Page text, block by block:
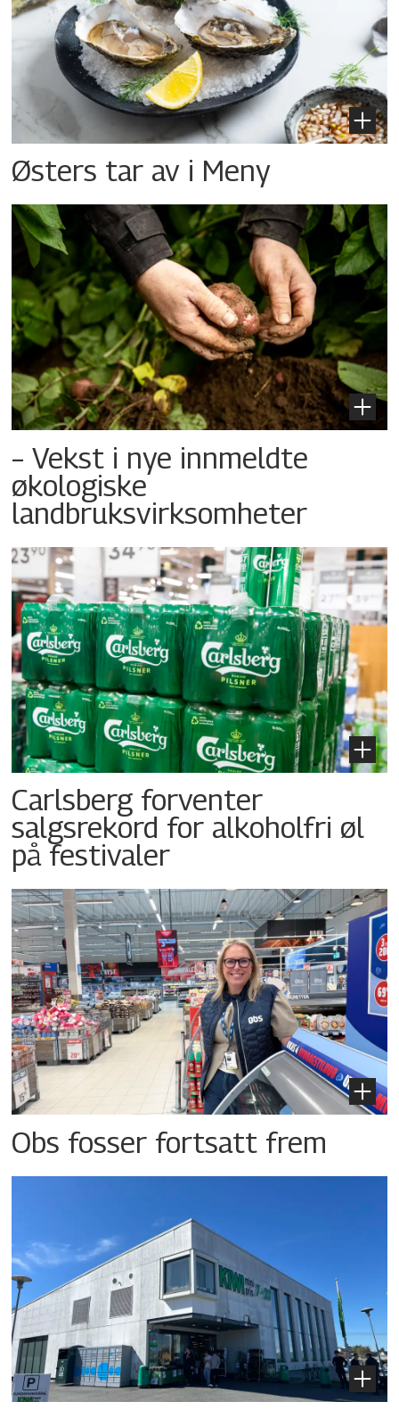
Østers tar av i Meny
– Vekst i nye innmeldte
økologiske
landbruksvirksomheter
Carlsberg forventer
salgsrekord for alkoholfri øl
på festivaler
Obs fosser fortsatt frem